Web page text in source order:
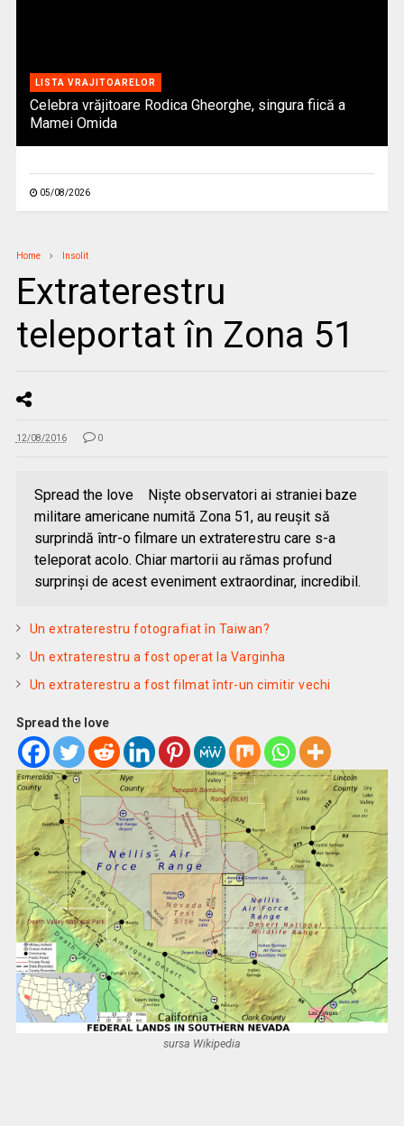
LISTA VRAJITOARELOR
Celebra vrăjitoare Rodica Gheorghe, singura fiică a
Mamei Omida
05/08/2026
Home Insolit
Extraterestru
teleportat în Zona 51
12/08/2016 0
Spread the love Nişte observatori ai straniei baze
militare americane numită Zona 51, au reuşit să
surprindă într-o filmare un extraterestru care s-a
teleporat acolo. Chiar martorii au rămas profund
surprinşi de acest eveniment extraordinar, incredibil.
Un extraterestru fotografiat în Taiwan?
Un extraterestru a fost operat la Varginha
Un extraterestru a fost filmat într-un cimitir vechi
Spread the love
sursa Wikipedia